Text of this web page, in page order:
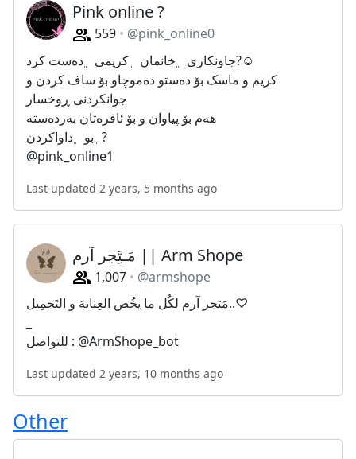
Pink online ?
559
@pink_online0
جاونکاری‌‌ ﮼خانمان‌‌‌ ﮼کریمی‌ ﮼ده‌ست‌ کرد‌?☺️
کریم و ماسک بۆ دەستو دەموچاو بۆ ساف کردن و
جوانکردنی ڕوخسار
هەم بۆ پیاوان و بۆ ئافرەتان بەردەستە
﮼بو‌ ﮼داوا‌کردن‌?
@pink_online1
Last updated 2 years, 5 months ago
مَـتَِجر آرم || Arm Shope
1,007
@armshope
مَتجر آرم لكُل ما يخُص العِناية و التَجمِيل⁦..♡
للتواصل : @ArmShope_bot
Last updated 2 years, 10 months ago
Other